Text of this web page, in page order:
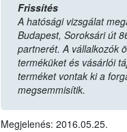
Frissítés
A hatósági vizsgálat
Budapest, Soroksári út
partnerét. A vállalkozók
terméküket és vásárlói
terméket vontak ki a
megsemmisítik.
Megjelenés: 2016.05.25.